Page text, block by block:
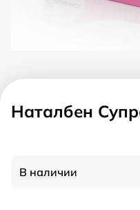
Наталбен
В наличии